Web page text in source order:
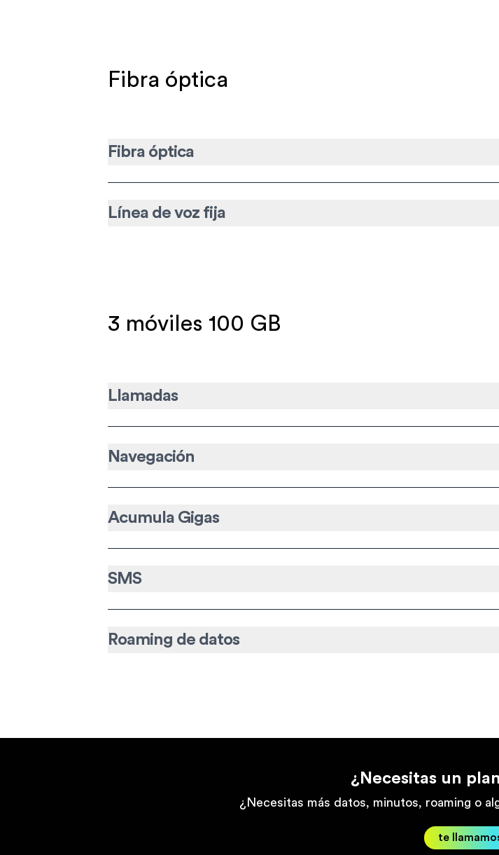
Fibra óptica
Fibra óptica
Línea de voz fija
3 móviles 100 GB
Llamadas
Navegación
Acumula Gigas
SMS
Roaming de datos
¿Necesitas un
¿Necesitas más datos, minutos, roaming o
te